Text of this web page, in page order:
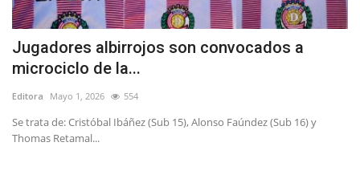
Jugadores albirrojos son convocados a
microciclo de la...
Editora Mayo 1, 2026 554
Se trata de: Cristóbal Ibáñez (Sub 15), Alonso Faúndez (Sub 16) y
Thomas Retamal...